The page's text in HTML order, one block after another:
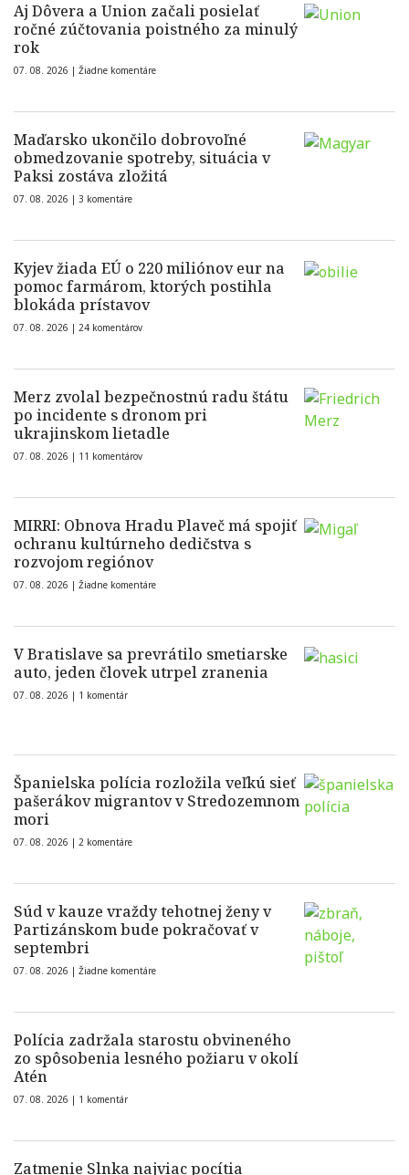
Aj Dôvera a Union začali posielať
ročné zúčtovania poistného za minulý
rok
07. 08. 2026 | Žiadne komentáre
Maďarsko ukončilo dobrovoľné
obmedzovanie spotreby, situácia v
Paksi zostáva zložitá
07. 08. 2026 | 3 komentáre
Kyjev žiada EÚ o 220 miliónov eur na
pomoc farmárom, ktorých postihla
blokáda prístavov
07. 08. 2026 | 24 komentárov
Merz zvolal bezpečnostnú radu štátu
po incidente s dronom pri
ukrajinskom lietadle
07. 08. 2026 | 11 komentárov
MIRRI: Obnova Hradu Plaveč má spojiť
ochranu kultúrneho dedičstva s
rozvojom regiónov
07. 08. 2026 | Žiadne komentáre
V Bratislave sa prevrátilo smetiarske
auto, jeden človek utrpel zranenia
07. 08. 2026 | 1 komentár
Španielska polícia rozložila veľkú sieť
pašerákov migrantov v Stredozemnom
mori
07. 08. 2026 | 2 komentáre
Súd v kauze vraždy tehotnej ženy v
Partizánskom bude pokračovať v
septembri
07. 08. 2026 | Žiadne komentáre
Polícia zadržala starostu obvineného
zo spôsobenia lesného požiaru v okolí
Atén
07. 08. 2026 | 1 komentár
Zatmenie Slnka najviac pocítia